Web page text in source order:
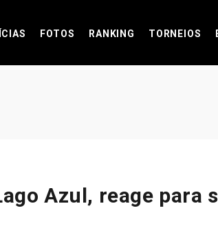
FOTOS RANKING TORNEIOS
Azul, reage para